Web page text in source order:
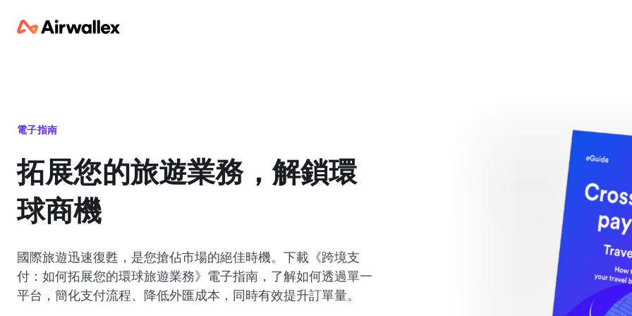
電子指南
拓展您的旅遊業務，解鎖環
球商機
國際旅遊迅速復甦，是您搶佔市場的絕佳時機。下載《跨境支
付：如何拓展您的環球旅遊業務》電子指南，了解如何透過單一
平台，簡化支付流程、降低外匯成本，同時有效提升訂單量。